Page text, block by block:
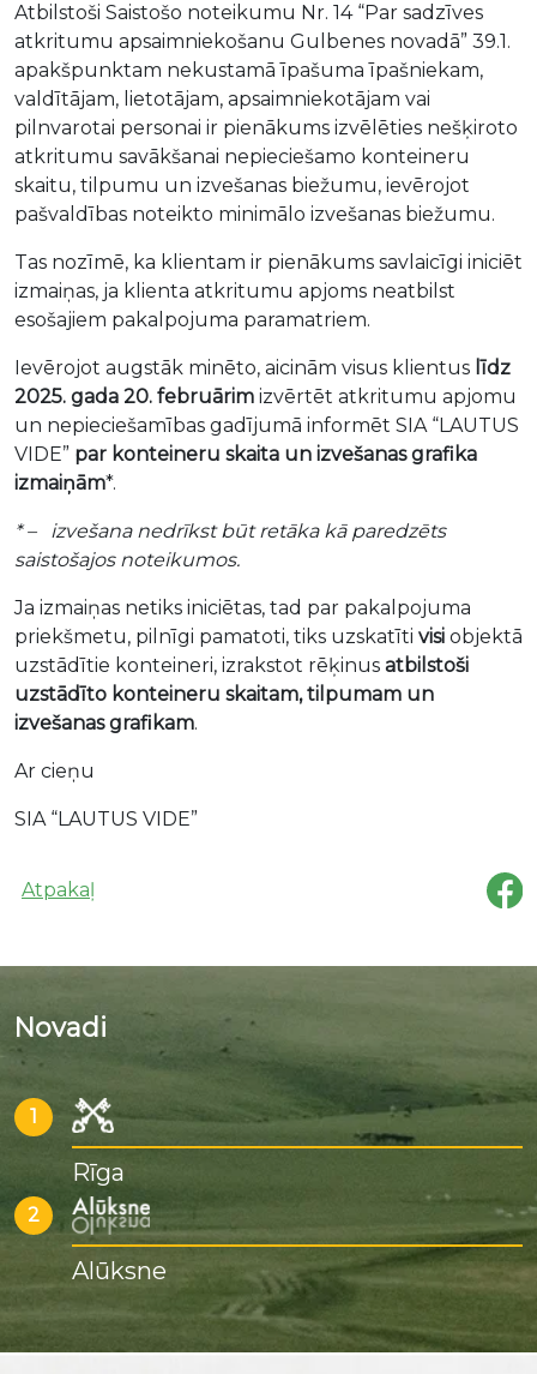
Atbilstoši Saistošo noteikumu Nr. 14 “Par sadzīves
atkritumu apsaimniekošanu Gulbenes novadā” 39.1.
apakšpunktam nekustamā īpašuma īpašniekam,
valdītājam, lietotājam, apsaimniekotājam vai
pilnvarotai personai ir pienākums izvēlēties nešķiroto
atkritumu savākšanai nepieciešamo konteineru
skaitu, tilpumu un izvešanas biežumu, ievērojot
pašvaldības noteikto minimālo izvešanas biežumu.
Tas nozīmē, ka klientam ir pienākums savlaicīgi iniciēt
izmaiņas, ja klienta atkritumu apjoms neatbilst
esošajiem pakalpojuma paramatriem.
Ievērojot augstāk minēto, aicinām visus klientus līdz
2025. gada 20. februārim izvērtēt atkritumu apjomu
un nepieciešamības gadījumā informēt SIA “LAUTUS
VIDE” par konteineru skaita un izvešanas grafika
izmaiņām*.
* – izvešana nedrīkst būt retāka kā paredzēts
saistošajos noteikumos.
Ja izmaiņas netiks iniciētas, tad par pakalpojuma
priekšmetu, pilnīgi pamatoti, tiks uzskatīti visi objektā
uzstādītie konteineri, izrakstot rēķinus atbilstoši
uzstādīto konteineru skaitam, tilpumam un
izvešanas grafikam.
Ar cieņu
SIA “LAUTUS VIDE”
Atpakaļ
Novadi
1
Rīga
2
Alūksne